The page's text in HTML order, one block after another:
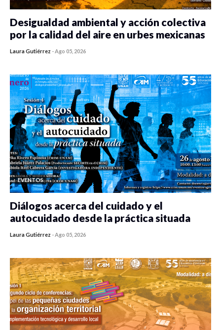
Desigualdad ambiental y acción colectiva
por la calidad del aire en urbes mexicanas
Laura Gutiérrez -Ago 05, 2026
EVENTOS
Diálogos acerca del cuidado y el
autocuidado desde la práctica situada
Laura Gutiérrez -Ago 05, 2026